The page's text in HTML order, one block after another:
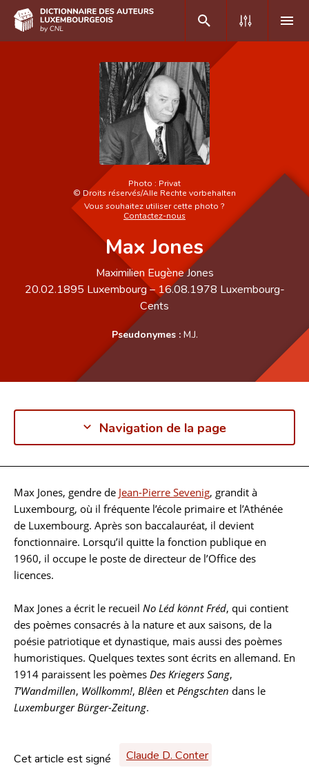
Recherche avancée
Foire aux questions
Équipe scientifique
Contact
Photo : Privat
© Droits réservés/Alle Rechte vorbehalten
Vous souhaitez utiliser cette photo ?
Contactez-nous
Max Jones
Maximilien Eugène Jones
20.02.1895 Luxembourg– 16.08.1978 Luxembourg-
Cents
Pseudonymes : M.J.
Navigation de la page
Biographie
Max Jones, gendre de Jean-Pierre Sevenig, grandit à
Luxembourg, où il fréquente l’école primaire et l’Athénée
de Luxembourg. Après son baccalauréat, il devient
fonctionnaire. Lorsqu’il quitte la fonction publique en
1960, il occupe le poste de directeur de l’Office des
licences.
Max Jones a écrit le recueil No Léd könnt Fréd, qui contient
des poèmes consacrés à la nature et aux saisons, de la
poésie patriotique et dynastique, mais aussi des poèmes
humoristiques. Quelques textes sont écrits en allemand. En
1914 paraissent les poèmes Des Kriegers Sang,
T’Wandmillen, Wöllkomm!, Blêen et Péngschten dans le
Luxemburger Bürger-Zeitung.
Cet article est signé Claude D. Conter